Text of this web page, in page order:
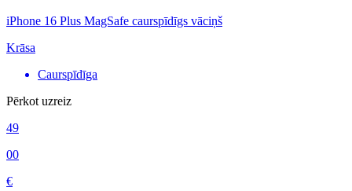
iPhone 16 Plus MagSafe caurspīdīgs vāciņš
Krāsa
Caurspīdīga
Pērkot uzreiz
49
00
€